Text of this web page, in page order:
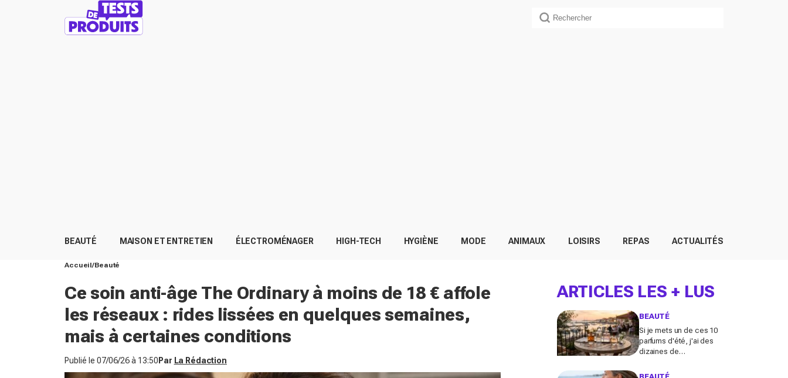
BEAUTÉ MAISON ET ENTRETIEN ÉLECTROMÉNAGER HIGH-TECH HYGIÈNE MODE ANIMAUX LOISIRS REPAS ACTUALITÉS
Accueil Beauté
Ce soin anti-âge The Ordinary à moins de 18 € affole
les réseaux : rides lissées en quelques semaines,
mais à certaines conditions
Publié le 07/06/26 à 13:50 Par La Rédaction
ARTICLES LES + LUS
BEAUTÉ
Si je mets un de ces 10
parfums d'été, j'ai des
dizaines de
journée